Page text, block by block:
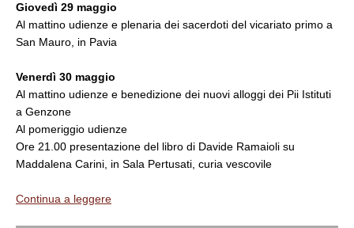
Giovedì 29 maggio
Al mattino udienze e plenaria dei sacerdoti del vicariato primo a
San Mauro, in Pavia
Venerdì 30 maggio
Al mattino udienze e benedizione dei nuovi alloggi dei Pii Istituti
a Genzone
Al pomeriggio udienze
Ore 21.00 presentazione del libro di Davide Ramaioli su
Maddalena Carini, in Sala Pertusati, curia vescovile
Continua a leggere